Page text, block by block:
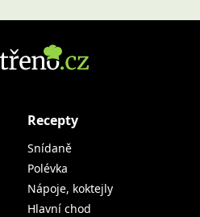
Recepty
Snídaně
Polévka
Nápoje, koktejly
Hlavní chod